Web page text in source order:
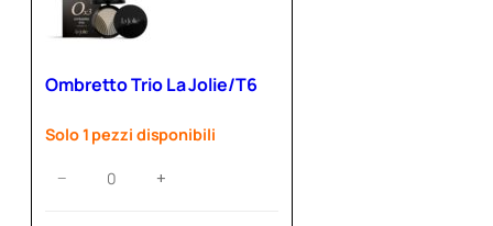
Ombretto
− +
Ombretto Trio La Jolie/T6
Solo 1 pezzi disponibili